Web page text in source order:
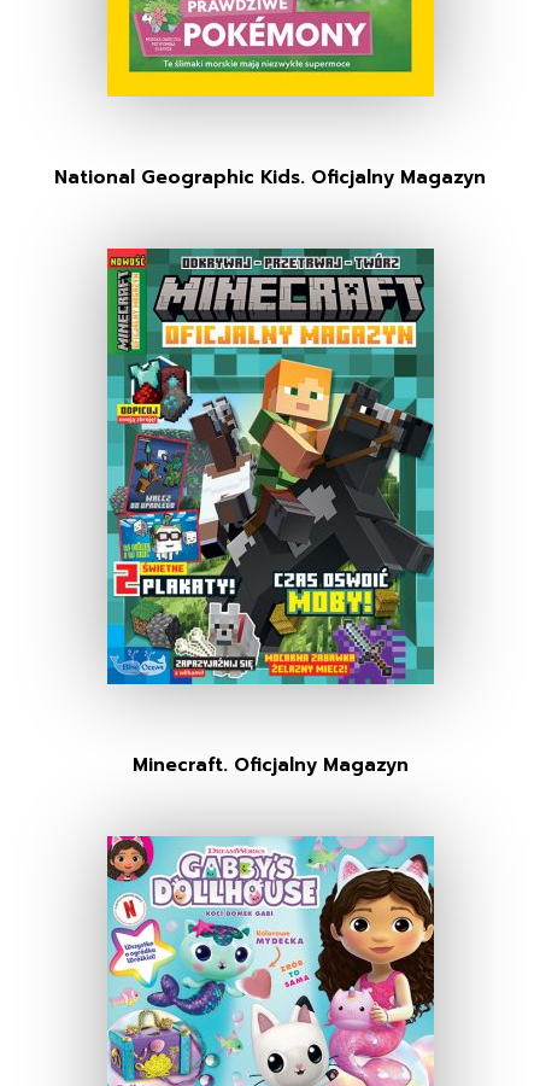
National Geographic Kids. Oficjalny Magazyn
Minecraft. Oficjalny Magazyn